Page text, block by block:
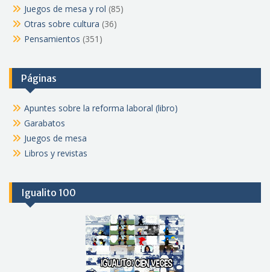
Juegos de mesa y rol (85)
Otras sobre cultura (36)
Pensamientos (351)
Páginas
Apuntes sobre la reforma laboral (libro)
Garabatos
Juegos de mesa
Libros y revistas
Igualito 100